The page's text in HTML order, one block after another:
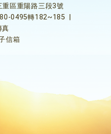
區重陽路三段3號
0495轉182~185
真
信箱